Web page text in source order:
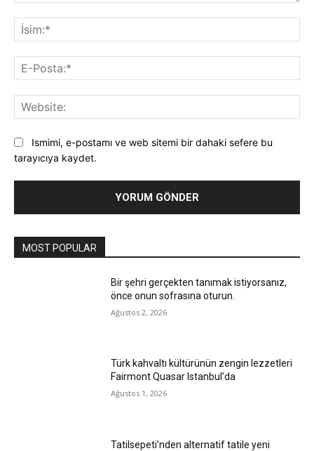
Ismimi, e-postamı ve web sitemi bir dahaki sefere bu
tarayıcıya kaydet.
MOST POPULAR
Bir şehri gerçekten tanımak istiyorsanız,
önce onun sofrasına oturun.
Ağustos 2, 2026
Türk kahvaltı kültürünün zengin lezzetleri
Fairmont Quasar Istanbul’da
Ağustos 1, 2026
Tatilsepeti’nden alternatif tatile yeni